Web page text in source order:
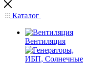
Каталог
Вентиляция